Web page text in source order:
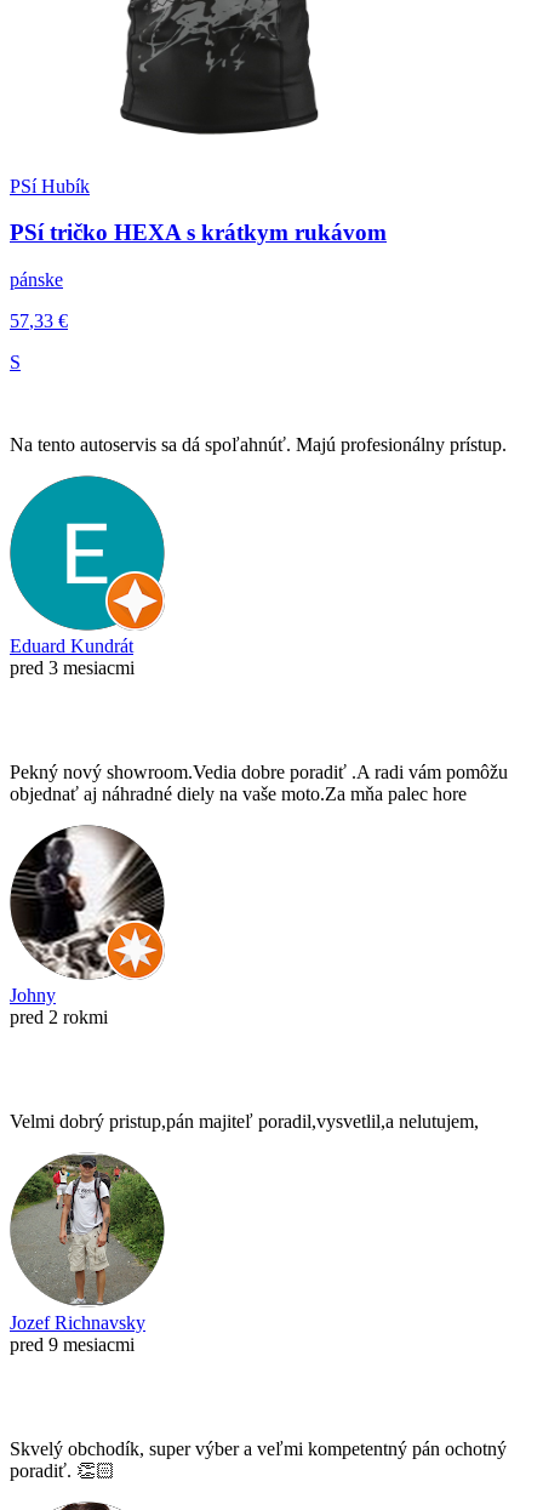
PSí Hubík
PSí tričko HEXA s krátkym rukávom
pánske
57,33 €
S
Na tento autoservis sa dá spoľahnúť. Majú profesionálny prístup.
Eduard Kundrát
pred 3 mesiacmi
Pekný nový showroom.Vedia dobre poradiť .A radi vám pomôžu
objednať aj náhradné diely na vaše moto.Za mňa palec hore
Johny
pred 2 rokmi
Velmi dobrý pristup,pán majiteľ poradil,vysvetlil,a nelutujem,
Jozef Richnavsky
pred 9 mesiacmi
Skvelý obchodík, super výber a veľmi kompetentný pán ochotný
poradiť. 👏🏻